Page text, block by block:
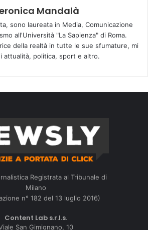
Mandalà
sono laureata in Media, Comunicazione
all'Università "La Sapienza" di Roma.
della realtà in tutte le sue sfumature, mi
attualità, politica, sport e altro.
Registrata al Tribunale di
Milano
n° 182 del 13 luglio 2016)
Content Lab s.r.l.s.
San Gimignano, 10